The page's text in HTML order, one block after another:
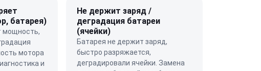
батарея)
мощность,
мотора
и
Не держит заряд /
деградация батареи
(ячейки)
Батарея не держит заряд,
быстро разряжается,
деградировали ячейки. Замена